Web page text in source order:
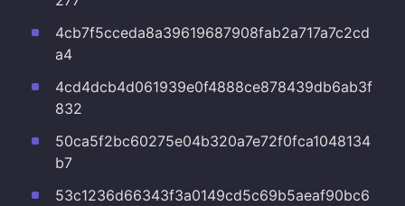
4cb7f5cceda8a39619687908fab2a717a7c2cd
a4
4cd4dcb4d061939e0f4888ce878439db6ab3f
832
50ca5f2bc60275e04b320a7e72f0fca1048134
b7
53c1236d66343f3a0149cd5c69b5aeaf90bc6